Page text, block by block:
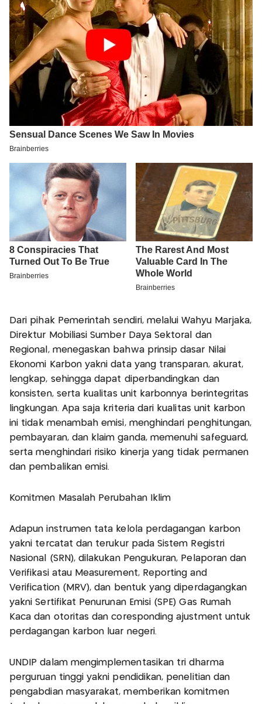
Dari pihak Pemerintah sendiri, melalui Wahyu Marjaka,
Direktur Mobiliasi Sumber Daya Sektoral dan
Regional, menegaskan bahwa prinsip dasar Nilai
Ekonomi Karbon yakni data yang transparan, akurat,
lengkap, sehingga dapat diperbandingkan dan
konsisten, serta kualitas unit karbonnya berintegritas
lingkungan. Apa saja kriteria dari kualitas unit karbon
ini tidak menambah emisi, menghindari penghitungan,
pembayaran, dan klaim ganda, memenuhi safeguard,
serta menghindari risiko kinerja yang tidak permanen
dan pembalikan emisi.
Komitmen Masalah Perubahan Iklim
Adapun instrumen tata kelola perdagangan karbon
yakni tercatat dan terukur pada Sistem Registri
Nasional (SRN), dilakukan Pengukuran, Pelaporan dan
Verifikasi atau Measurement, Reporting and
Verification (MRV), dan bentuk yang diperdagangkan
yakni Sertifikat Penurunan Emisi (SPE) Gas Rumah
Kaca dan otoritas dan coresponding ajustment untuk
perdagangan karbon luar negeri.
UNDIP dalam mengimplementasikan tri dharma
perguruan tinggi yakni pendidikan, penelitian dan
pengabdian masyarakat, memberikan komitmen